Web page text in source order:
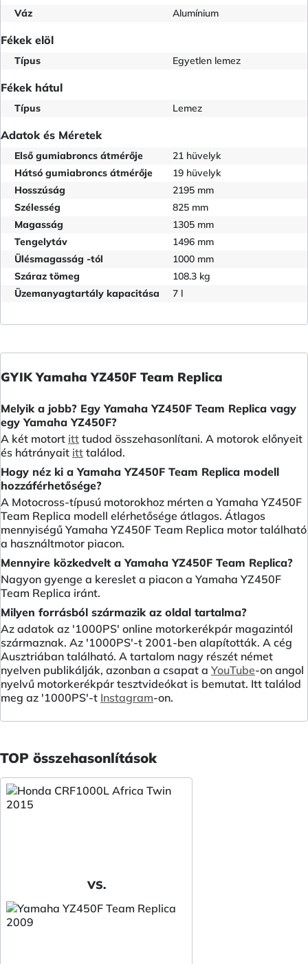
Váz Alumínium
Fékek elöl
Típus Egyetlen lemez
Fékek hátul
Típus Lemez
Adatok és Méretek
Első gumiabroncs átmérője
21 hüvelyk
Hátsó gumiabroncs átmérője
19 hüvelyk
Hosszúság
2195 mm
Szélesség
825 mm
Magasság
1305 mm
Tengelytáv
1496 mm
Ülésmagasság -tól
1000 mm
Száraz tömeg
108.3 kg
Üzemanyagtartály kapacitása
7 l
GYIK Yamaha YZ450F Team Replica
Melyik a jobb? Egy Yamaha YZ450F Team Replica vagy
egy Yamaha YZ450F?
A két motort itt tudod összehasonlítani. A motorok előnyeit
és hátrányait itt találod.
Hogy néz ki a Yamaha YZ450F Team Replica modell
hozzáférhetősége?
A Motocross-típusú motorokhoz mérten a Yamaha YZ450F
Team Replica modell elérhetősége átlagos. Átlagos
mennyiségű Yamaha YZ450F Team Replica motor található
a használtmotor piacon.
Mennyire közkedvelt a Yamaha YZ450F Team Replica?
Nagyon gyenge a kereslet a piacon a Yamaha YZ450F
Team Replica iránt.
Milyen forrásból származik az oldal tartalma?
Az adatok az '1000PS' online motorkerékpár magazintól
származnak. Az '1000PS'-t 2001-ben alapították. A cég
Ausztriában található. A tartalom nagy részét német
nyelven publikálják, azonban a csapat a YouTube-on angol
nyelvű motorkerékpár tesztvideókat is bemutat. Itt találod
meg az '1000PS'-t Instagram-on.
TOP összehasonlítások
VS.